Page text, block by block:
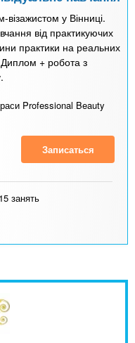
візажистом у Вінниці.
від практикуючих
практики на реальних
+ робота з
Professional Beauty
Записаться
15 занять